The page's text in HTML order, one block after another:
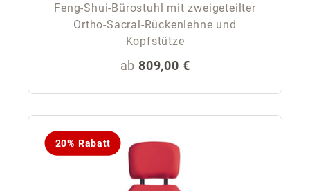
Feng-Shui-Bürostuhl mit zweigeteilter
Ortho-Sacral-Rückenlehne und
Kopfstütze
Regulärer Preis:
ab 809,00 €
20% Rabatt